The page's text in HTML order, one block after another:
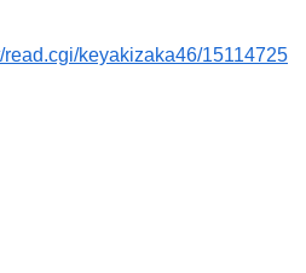
read.cgi/keyakizaka46/15114725